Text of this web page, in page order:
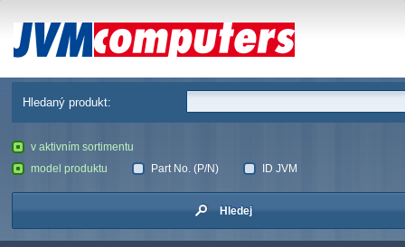
JVM Computers
Hledaný produkt:
v aktivním sortimentu
model produktu
Part No. (P/N) ID JVM
Hledej